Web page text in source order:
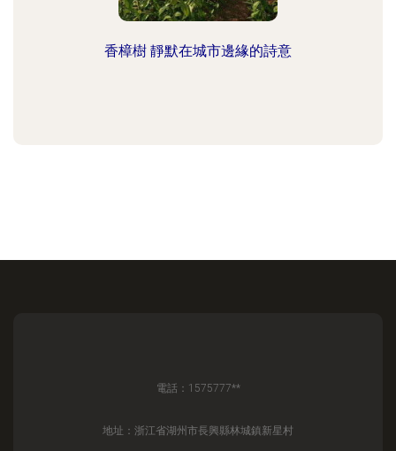
香樟樹 靜默在城市邊緣的詩意
電話：1575777**
地址：浙江省湖州市長興縣林城鎮新星村